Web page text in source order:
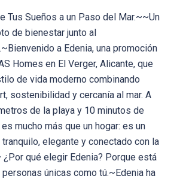
Tus Sueños a un Paso del Mar.~~Un
de bienestar junto al
a Edenia, una promoción
Homes en El Verger, Alicante, que
de vida moderno combinando
sostenibilidad y cercanía al mar. A
de la playa y 10 minutos de
es mucho más que un hogar: es un
elegante y conectado con la
¿Por qué elegir Edenia? Porque está
únicas como tú.~Edenia ha